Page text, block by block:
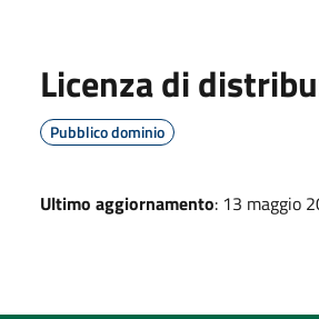
Licenza di
Pubblico dominio
Ultimo aggiornamento: 13 maggio